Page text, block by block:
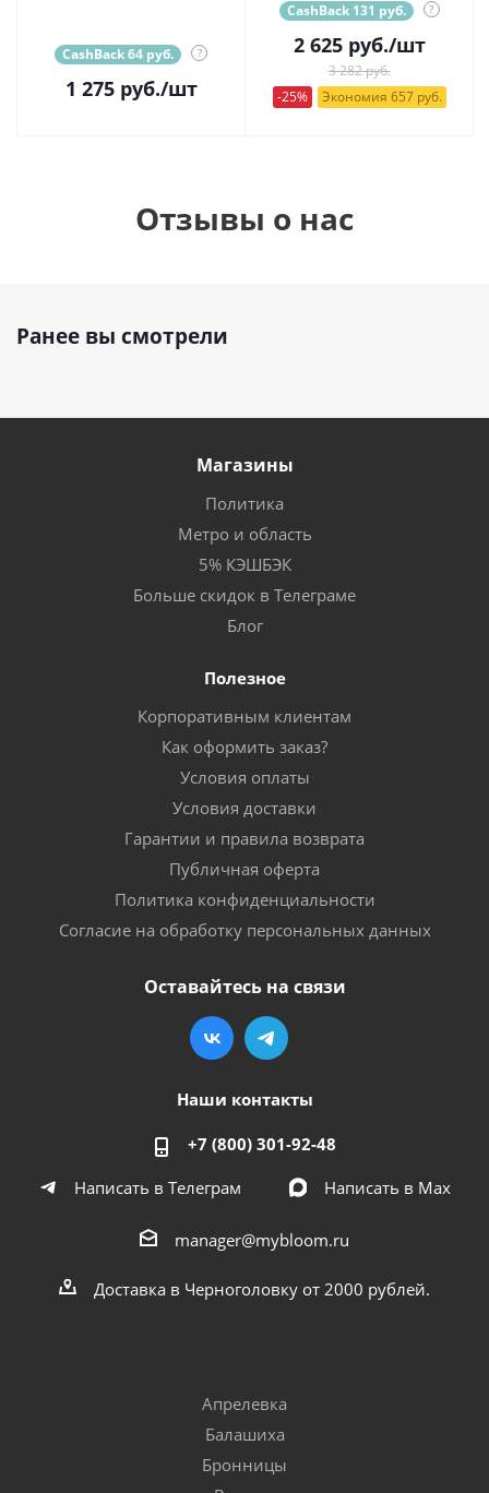
CashBack 64 руб. ?
1 275руб./шт
CashBack 131 руб. ?
2 625руб./шт
3 282 руб.
-25%
Экономия 657 руб.
Отзывы о нас
Ранее вы смотрели
Магазины
Политика
Метро и область
5% КЭШБЭК
Больше скидок в Телеграме
Блог
Полезное
Корпоративным клиентам
Как оформить заказ?
Условия оплаты
Условия доставки
Гарантии и правила возврата
Публичная оферта
Политика конфиденциальности
Согласие на обработку персональных данных
Оставайтесь на связи
Наши контакты
+7 (800) 301-92-48
Написать в Телеграм
Написать в Мах
manager@mybloom.ru
Доставка в Черноголовку от 2000 рублей.
Апрелевка
Балашиха
Бронницы